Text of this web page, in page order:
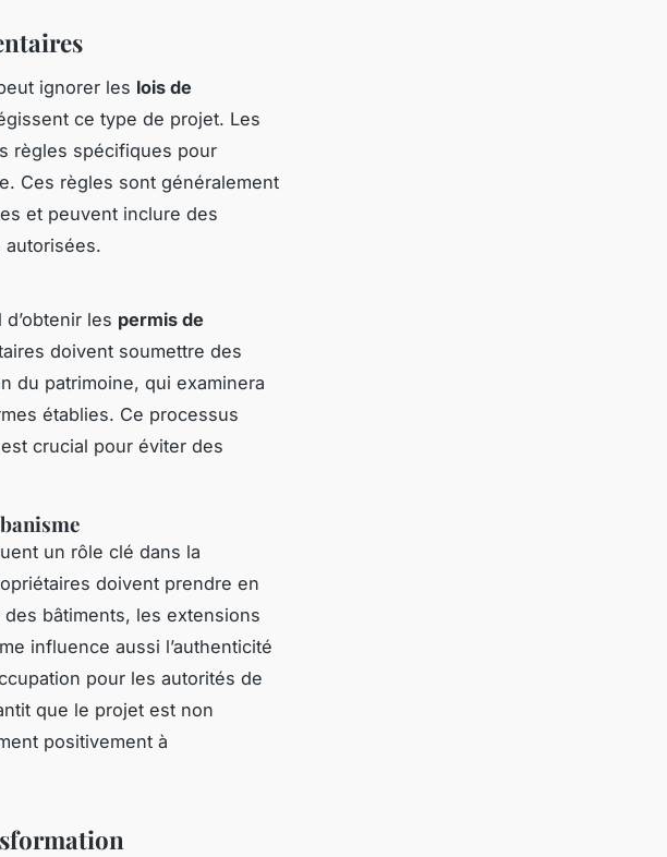
ignorer les lois de
ce type de projet. Les
règles spécifiques pour
Ces règles sont généralement
et peuvent inclure des
les permis de
doivent soumettre des
du patrimoine, qui examinera
établies. Ce processus
crucial pour éviter des
un rôle clé dans la
doivent prendre en
bâtiments, les extensions
influence aussi l’authenticité
pour les autorités de
que le projet est non
positivement à